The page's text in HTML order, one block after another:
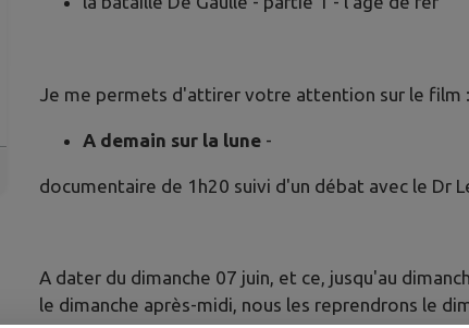
Je me permets d'attirer votre attention sur le film
A demain sur la lune -
documentaire de 1h20 suivi d'un débat avec le Dr
A dater du dimanche 07 juin, et ce, jusqu'au
le dimanche après-midi, nous les reprendrons le